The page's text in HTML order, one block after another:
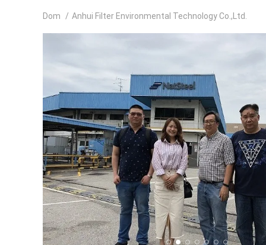
Dom / Anhui Filter Environmental Technology Co.,Ltd.